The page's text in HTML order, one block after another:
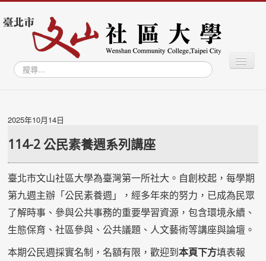
搜
尋...
切
換
學習專區
學員專區
教師專區
文山學資訊網
文山智庫
2025年10月14日
114-2 公民素養週系列講座
臺北市文山社區大學為臺灣第一所社大。自創校起，每學期
第九週主辦「公民素養週」，經多年來的努力，已成為民眾
了解時事、參與公共事務的重要學習資源，包含環境永續、
生態保育、社區參與、公共議題、人文藝術等講座與論壇。
本期公民週採實名制，名額有限，歡迎到本頁下方填表報